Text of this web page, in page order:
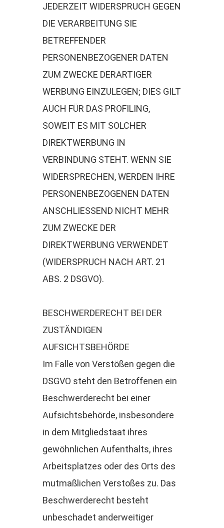
JEDERZEIT WIDERSPRUCH GEGEN
DIE VERARBEITUNG SIE
BETREFFENDER
PERSONENBEZOGENER DATEN
ZUM ZWECKE DERARTIGER
WERBUNG EINZULEGEN; DIES GILT
AUCH FÜR DAS PROFILING,
SOWEIT ES MIT SOLCHER
DIREKTWERBUNG IN
VERBINDUNG STEHT. WENN SIE
WIDERSPRECHEN, WERDEN IHRE
PERSONENBEZOGENEN DATEN
ANSCHLIESSEND NICHT MEHR
ZUM ZWECKE DER
DIREKTWERBUNG VERWENDET
(WIDERSPRUCH NACH ART. 21
ABS. 2 DSGVO).
BESCHWERDERECHT BEI DER
ZUSTÄNDIGEN
AUFSICHTSBEHÖRDE
Im Falle von Verstößen gegen die
DSGVO steht den Betroffenen ein
Beschwerderecht bei einer
Aufsichtsbehörde, insbesondere
in dem Mitgliedstaat ihres
gewöhnlichen Aufenthalts, ihres
Arbeitsplatzes oder des Orts des
mutmaßlichen Verstoßes zu. Das
Beschwerderecht besteht
unbeschadet anderweitiger